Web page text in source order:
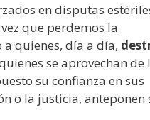
en disputas
que perdemos la
quienes, día a día,
se aprovechan de
su confianza en sus
o la justicia, anteponen